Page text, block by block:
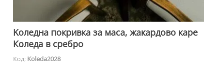
Kоледна покривка за маса, жакардово каре
Коледа в сребро
Код: Koleda2028